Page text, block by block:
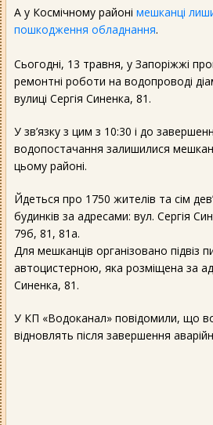
А у Космічному районі мешканці
пошкодження обладнання.
Сьогодні, 13 травня, у Запоріжжі
ремонтні роботи на водопроводі
вулиці Сергія Синенка, 81.
У зв’язку з цим з 10:30 і до
водопостачання залишилися
цьому районі.
Йдеться про 1750 жителів та сім
будинків за адресами: вул. Сергія
79б, 81, 81а.
Для мешканців організовано підвіз
автоцистерною, яка розміщена за
Синенка, 81.
У КП «Водоканал» повідомили, що
відновлять після завершення